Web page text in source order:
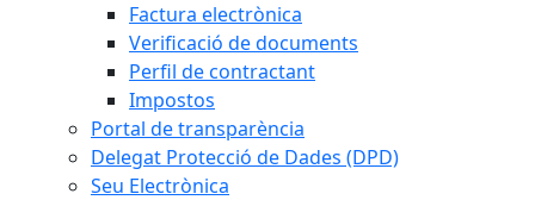
Factura electrònica
Verificació de documents
Perfil de contractant
Impostos
Portal de transparència
Delegat Protecció de Dades (DPD)
Seu Electrònica